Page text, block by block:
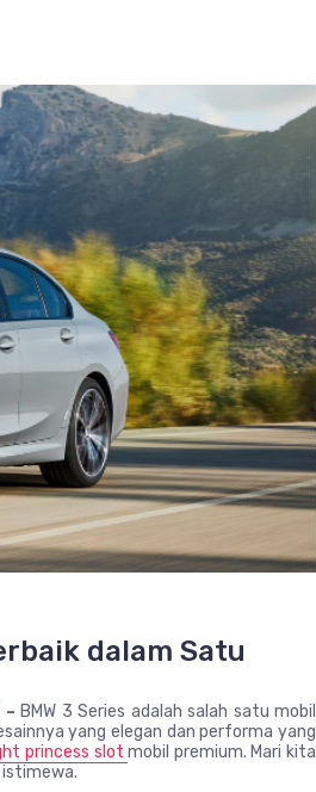
dalam Satu
–BMW 3 Series adalah salah satu mobil
yang elegan dan performa yang
princess slotmobil premium. Mari kita